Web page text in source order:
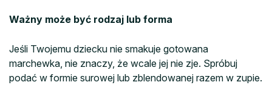
Ważny może być rodzaj lub forma
Jeśli Twojemu dziecku nie smakuje gotowana
marchewka, nie znaczy, że wcale jej nie zje. Spróbuj
podać w formie surowej lub zblendowanej razem w zupie.